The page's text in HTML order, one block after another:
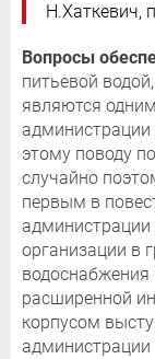
Н.Хаткевич,
Вопросы
питьевой
являются
этому поводу
случайно
первым в
администрации
организации в
водоснабжения
расширенной
корпусом
администрации